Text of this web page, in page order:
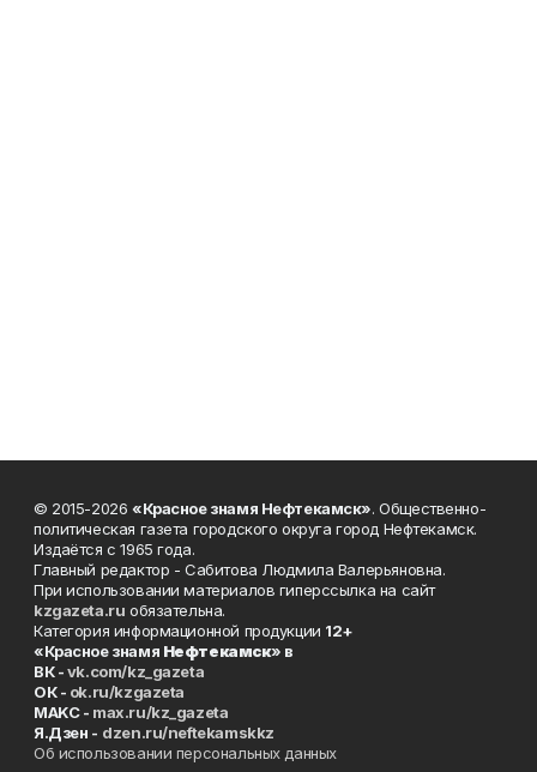
© 2015-2026 «Красное знамя Нефтекамск». Общественно-
политическая газета городского округа город Нефтекамск.
Издаётся с 1965 года.
Главный редактор - Сабитова Людмила Валерьяновна.
При использовании материалов гиперссылка на сайт
kzgazeta.ru обязательна.
Категория информационной продукции 12+
«Красное знамя Нефтекамск» в
ВК -vk.com/kz_gazeta
ОК - ok.ru/kzgazeta
MAKC - max.ru/kz_gazeta
Я.Дзен - dzen.ru/neftekamskkz
Об использовании персональных данных